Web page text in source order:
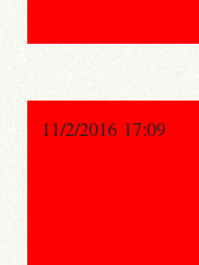
11/2/2016 17:09